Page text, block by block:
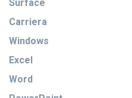
Surface
Carriera
Windows
Excel
Word